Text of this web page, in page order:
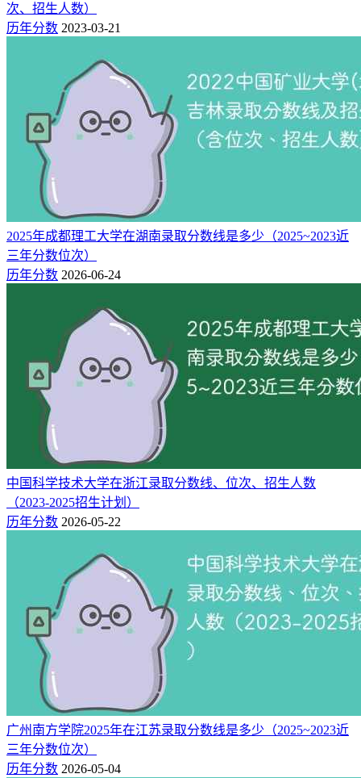
2025年成都理工大学在湖南录取分数线最低为：【物理
类】普通类本科批480分，中外合作本科批538分；【历
史类】普通类本科批538分，中外合作本科批545分。
2024年成都理工大学在湖南录取分数线最低为：【物理
类】中外合作本科批537分，普通类本科批549分；【历
史类】中外合作本科批538分，普通类本科批559分。
2023年成都理工大学在湖南录取分数线最低为：【物理
类】中外合作本科批557分，普通类本科批565分；【历
史类】中外合作本科批535分，普通类本科批554分。
历年各批次招生详细数据，详见如下表格，或通过智能志愿填
报系统进行查询对比。
二、成都理工大学近三年在湖南的录取分数线一览表（2023-
建议重点关注近三年的录取位次排名，可以将成都理工大学历
年在湖南招生的最低录取分数线及位次进行对比。
（一）2025年成都理工大学在湖南录取分数线
科目（招生方向）
2025 物理类（130组）
科
480 114419 405
2025 物理类（Y12组）
物理类（215组）(中外合
科
538 54204 405
物理类（129组）
本
543 50163 405
2025 物理类（119组）
本
科
物理类（113组）
2025 物理类（122组）
本
科
560 37841 405
2025 物理类（128组）
次、招生人数）
历年分数 2023-03-21
2025年成都理工大学在湖南录取分数线是多少（2025~2023近
三年分数位次）
历年分数 2026-06-24
中国科学技术大学在浙江录取分数线、位次、招生人数
（2023-2025招生计划）
历年分数 2026-05-22
广州南方学院2025年在江苏录取分数线是多少（2025~2023近
三年分数位次）
历年分数 2026-05-04